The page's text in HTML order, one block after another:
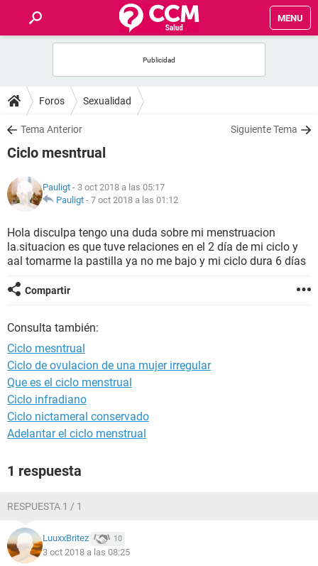
MENU
FOROS
SALUD
NUTRICIÓN
BIENESTAR
Foros Sexualidad
Tema Anterior Siguiente Tema
Ciclo mesntrual
Pauligt - 3 oct 2018 a las 05:17
Pauligt - 7 oct 2018 a las 01:12
Hola disculpa tengo una duda sobre mi menstruacion
la.situacion es que tuve relaciones en el 2 día de mi ciclo y
aal tomarme la pastilla ya no me bajo y mi ciclo dura 6 días
Compartir
Consulta también:
Ciclo mesntrual
Ciclo de ovulacion de una mujer irregular
Que es el ciclo menstrual
Ciclo infradiano
Ciclo nictameral conservado
Adelantar el ciclo menstrual
1 respuesta
RESPUESTA 1 / 1
LuuxxBritez 10
3 oct 2018 a las 08:25